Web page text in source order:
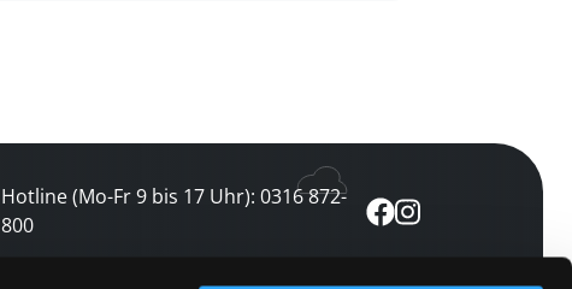
Hotline (Mo-Fr 9 bis 17 Uhr): 0316 872-
800